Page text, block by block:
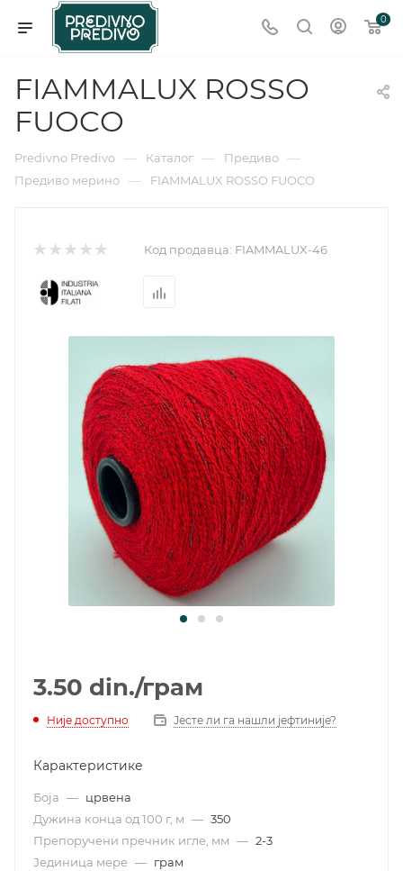
0
FIAMMALUX ROSSO
FUOCO
Predivno Predivo — Каталог — Предиво —
Предиво мерино — FIAMMALUX ROSSO FUOCO
Код продавца: FIAMMALUX-46
3.50 din./грам
Није доступно Јесте ли га нашли јефтиније?
Карактеристике
Боја — црвена
Дужина конца од 100 г, м — 350
Препоручени пречник игле, мм — 2-3
Јединица мере — грам